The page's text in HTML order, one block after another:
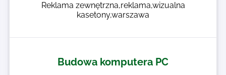
Reklama zewnętrzna,reklama,wizualna
kasetony,warszawa
Budowa komputera PC